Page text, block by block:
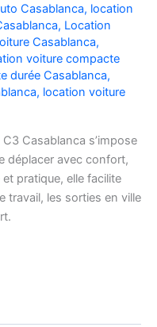
Casablanca, location
, Location
Casablanca,
voiture compacte
durée Casablanca,
, location voiture
Casablanca s’impose
déplacer avec confort,
pratique, elle facilite
travail, les sorties en ville